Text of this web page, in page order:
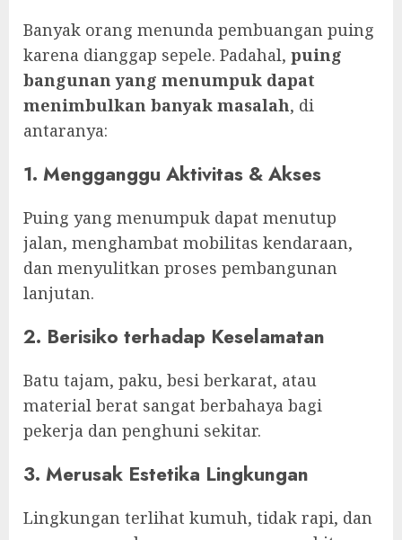
Banyak orang menunda pembuangan puing
karena dianggap sepele. Padahal, puing
bangunan yang menumpuk dapat
menimbulkan banyak masalah, di
antaranya:
1. Mengganggu Aktivitas & Akses
Puing yang menumpuk dapat menutup
jalan, menghambat mobilitas kendaraan,
dan menyulitkan proses pembangunan
lanjutan.
2. Berisiko terhadap Keselamatan
Batu tajam, paku, besi berkarat, atau
material berat sangat berbahaya bagi
pekerja dan penghuni sekitar.
3. Merusak Estetika Lingkungan
Lingkungan terlihat kumuh, tidak rapi, dan